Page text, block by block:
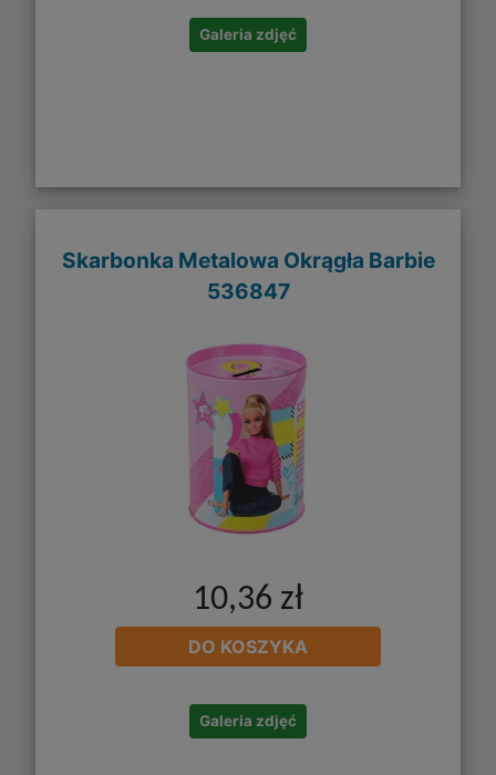
Galeria zdjęć
Skarbonka Metalowa Okrągła Barbie
536847
10,36 zł
DO KOSZYKA
Galeria zdjęć